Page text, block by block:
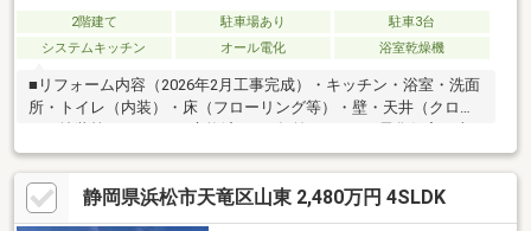
2階建て 駐車場あり
駐車3台
システムキッチン
オール電化 浴室乾燥機
■リフォーム内容（2026年2月工事完成）・キッチン・浴室・洗面
所・トイレ（内装）・床（フローリング等）・壁・天井（クロ
を使わない安心・安全な暮らし・光熱費管理がしやすい住まい■
太陽光発電5.5kW搭載・毎日の光熱費削減をサポート・環境にも
家計にもやさしい設備・災害時にも安心■4台駐車可能（車種によ
る）・お車をお持ちのご家庭に最適！・並列駐車のため車の出し
静岡県浜松市天竜区山東 2,480万円 4SLDK